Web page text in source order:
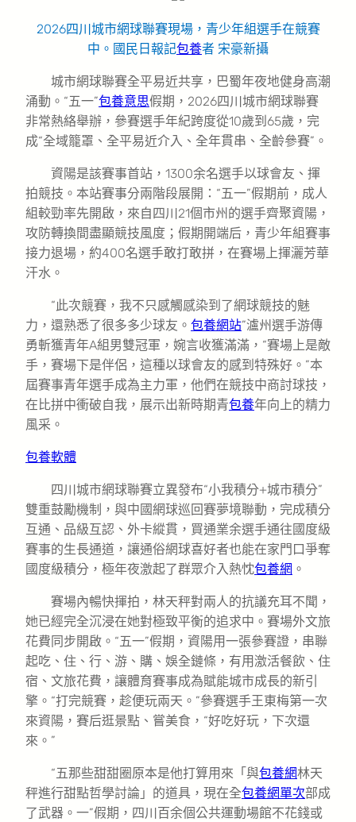
2026四川城市網球聯賽現場，青少年組選手在競賽
中。國民日報記包養者 宋豪新攝
城市網球聯賽全平易近共享，巴蜀年夜地健身高潮
涌動。“五一”包養意思假期，2026四川城市網球聯賽
非常熱絡舉辦，參賽選手年紀跨度從10歲到65歲，完
成“全域籠罩、全平易近介入、全年貫串、全齡參賽”。
資陽是該賽事首站，1300余名選手以球會友、揮
拍競技。本站賽事分兩階段展開：“五一”假期前，成人
組較勁率先開啟，來自四川21個市州的選手齊聚資陽，
攻防轉換間盡顯競技風度；假期開端后，青少年組賽事
接力退場，約400名選手敢打敢拼，在賽場上揮灑芳華
汗水。
“此次競賽，我不只感觸感染到了網球競技的魅
力，還熟悉了很多多少球友。 包養網站”瀘州選手游傳
勇斬獲青年A組男雙冠軍，婉言收獲滿滿，“賽場上是敵
手，賽場下是伴侶，這種以球會友的感到特殊好。”本
屆賽事青年選手成為主力軍，他們在競技中商討球技，
在比拼中衝破自我，展示出新時期青包養年向上的精力
風采。
包養軟體
四川城市網球聯賽立異發布“小我積分+城市積分”
雙重鼓勵機制，與中國網球巡回賽夢境聯動，完成積分
互通、品級互認、外卡縱貫，買通業余選手通往國度級
賽事的生長通道，讓通俗網球喜好者也能在家門口爭奪
國度級積分，極年夜激起了群眾介入熱忱包養網 。
賽場內暢快揮拍，林天秤對兩人的抗議充耳不聞，
她已經完全沉浸在她對極致平衡的追求中。賽場外文旅
花費同步開啟。“五一”假期，資陽用一張參賽證，串聯
起吃、住、行、游、購、娛全鏈條，有用激活餐飲、住
宿、文旅花費，讓體育賽事成為賦能城市成長的新引
擎。“打完競賽，趁便玩兩天。”參賽選手王東梅第一次
來資陽，賽后逛景點、嘗美食，“好吃好玩，下次還
來。”
“五那些甜甜圈原本是他打算用來「與包養網林天
秤進行甜點哲學討論」的道具，現在全包養網單次部成
了武器。一”假期，四川百余個公共運動場館不花錢或